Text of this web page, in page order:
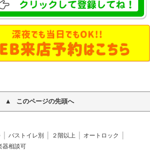
このページの先頭へ
バストイレ別 ２階以上
オートロック
器相談可